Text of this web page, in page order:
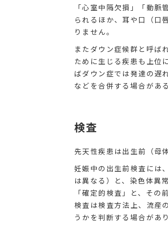
「心室中隔欠損」「動
られるほか、耳や口（口
りません。
またダウン症候群と呼ば
ために生じる疾患も上位
ばダウン症では発達の遅
などを合併する場合があ
検査
先天性疾患は出生前（母
妊娠中の出生前検査には
は異なる）と、染色体異
「確定的検査」と、そ
検査は検査方法上、流産
うかを判断する場合があ